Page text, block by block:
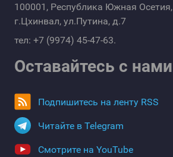
100001, Республика Южная Осетия,
г.Цхинвал, ул.Путина, д.7
тел: +7 (9974) 45-47-63.
Оставайтесь с нами
Подпишитесь на ленту RSS
Читайте в Telegram
Смотрите на YouTube